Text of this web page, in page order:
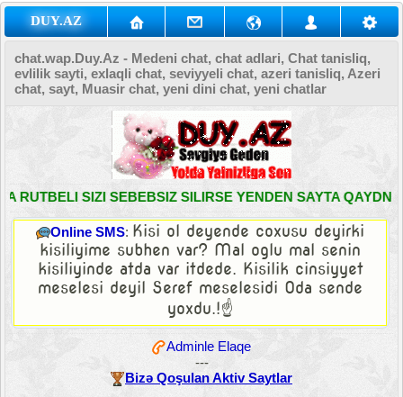
DUY.AZ
chat.wap.Duy.Az - Medeni chat, chat adlari, Chat tanisliq,
evlilik sayti, exlaqli chat, seviyyeli chat, azeri tanisliq, Azeri
chat, sayt, Muasir chat, yeni dini chat, yeni chatlar
SIZI SEBEBSIZ SILIRSE YENDEN SAYTA QAYDN
Online SMS: Kisi ol deyende coxusu deyirki
kisiliyime subhen var? Mal oglu mal senin
kisiliyinde atda var itdede. Kisilik cinsiyyet
meselesi deyil Seref meselesidi Oda sende
yoxdu.!☝️
Adminle Elaqe
---
Bizə Qoşulan Aktiv Saytlar